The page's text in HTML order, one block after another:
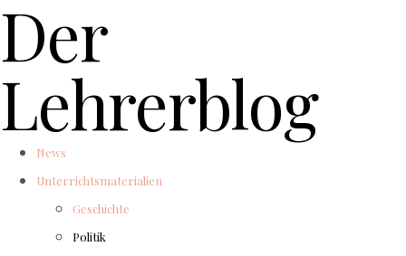
Der
Lehrerblog
News
Unterrichtsmaterialien
Geschichte
Politik